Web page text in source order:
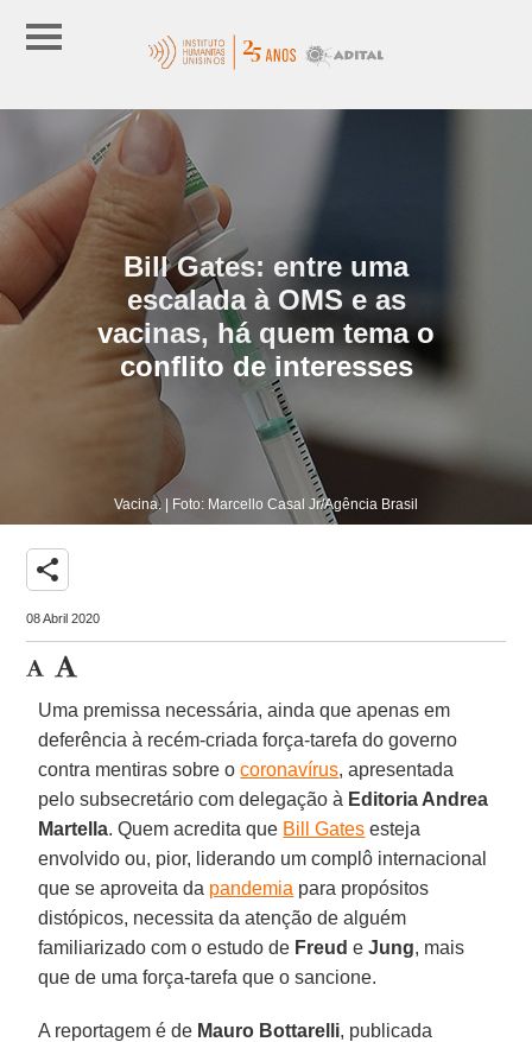
Bill Gates: entre uma
escalada à OMS e as
vacinas, há quem tema o
conflito de interesses
Vacina. | Foto: Marcello Casal Jr/Agência Brasil
share
08 Abril 2020
Uma premissa necessária, ainda que apenas em
deferência à recém-criada força-tarefa do governo
contra mentiras sobre ocoronavírus, apresentada
pelo subsecretário com delegação à Editoria Andrea
Martella. Quem acredita que Bill Gates esteja
envolvido ou, pior, liderando um complô internacional
que se aproveita da pandemia para propósitos
distópicos, necessita da atenção de alguém
familiarizado com o estudo de Freud eJung, mais
que de uma força-tarefa que o sancione.
A reportagem é de Mauro Bottarelli, publicada